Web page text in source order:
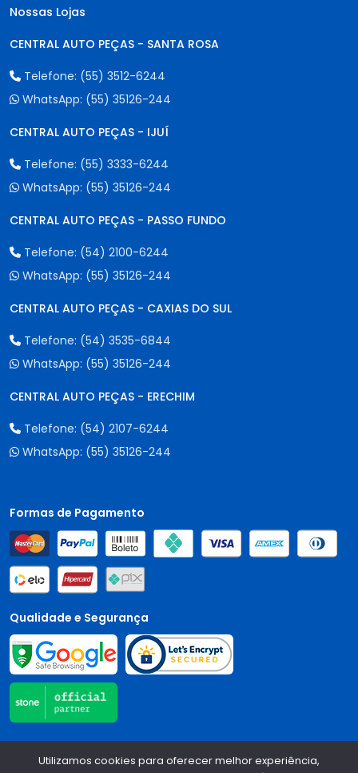
Nossas Lojas
CENTRAL AUTO PEÇAS - SANTA ROSA
Telefone: (55) 3512-6244
WhatsApp: (55) 35126-244
CENTRAL AUTO PEÇAS - IJUÍ
Telefone: (55) 3333-6244
WhatsApp: (55) 35126-244
CENTRAL AUTO PEÇAS - PASSO FUNDO
Telefone: (54) 2100-6244
WhatsApp: (55) 35126-244
CENTRAL AUTO PEÇAS - CAXIAS DO SUL
Telefone: (54) 3535-6844
WhatsApp: (55) 35126-244
CENTRAL AUTO PEÇAS - ERECHIM
Telefone: (54) 2107-6244
WhatsApp: (55) 35126-244
Formas de Pagamento
Qualidade e Segurança
Central Auto Peças - CNPJ: 90.196.999/0001-89
Todos os
Utilizamos cookies para oferecer melhor experiência,